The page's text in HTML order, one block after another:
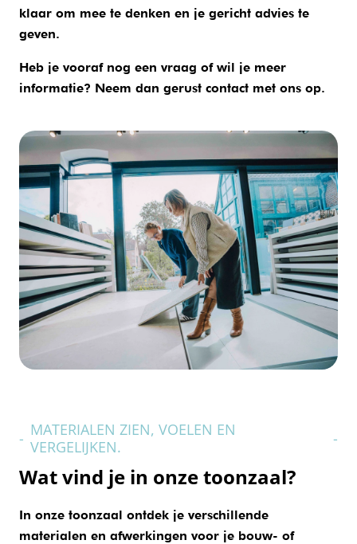
klaar om mee te denken en je gericht advies te
geven.
Heb je vooraf nog een vraag of wil je meer
informatie? Neem dan gerust contact met ons op.
- MATERIALEN ZIEN, VOELEN EN
VERGELIJKEN.
-
Wat vind je in onze toonzaal?
In onze toonzaal ontdek je verschillende
materialen en afwerkingen voor je bouw- of